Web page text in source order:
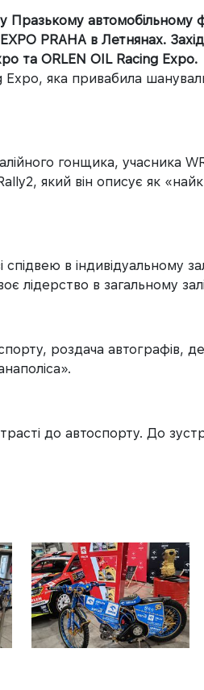
автомобільному
PRAHA в Летнянах.
та ORLEN OIL Racing Expo.
яка привабила
гонщика, учасника
який він описує як
в індивідуальному
лідерство в загальному
роздача автографів,
до автоспорту. До